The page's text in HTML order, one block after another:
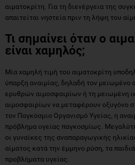
αιματοκρίτη. Για τη διενέργεια της
απαιτείται νηστεία πριν τη λήψη του
Τι σημαίνει όταν ο
είναι χαμηλός;
Μία χαμηλή τιμή του αιματοκρίτη
ύπαρξη αναιμίας, δηλαδή τον
ερυθρών αιμοσφαιρίων ή τη μειωμένη
αιμοσφαιρίων να μεταφέρουν οξυγόνο
τον Παγκόσμιο Οργανισμό Υγείας, η
πρόβλημα υγείας παγκοσμίως.
οι γυναίκες της αναπαραγωγικής
αίματος κατά την έμμηνο ρύση, τα
προβλήματα υγείας.